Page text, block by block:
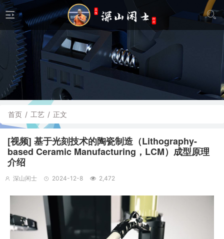
首页 / 工艺 / 正文
[视频] 基于光刻技术的陶瓷制造（Lithography-
based Ceramic Manufacturing，LCM）成型原理
介绍
深山闲士 2024-12-8 2,472